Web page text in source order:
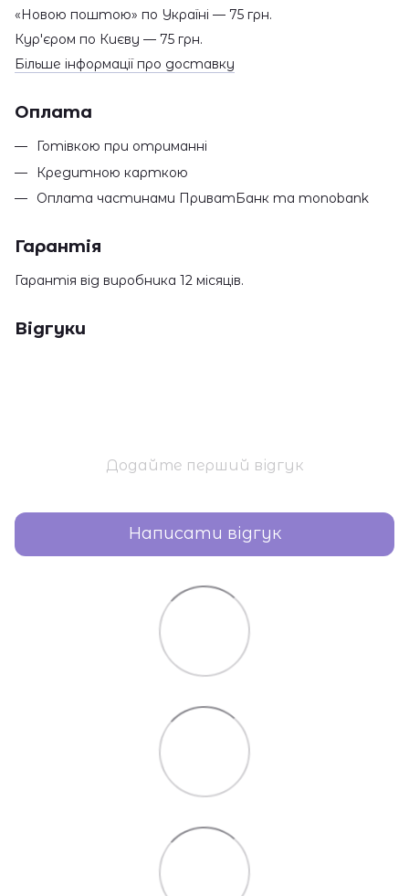
«Новою поштою» по Україні — 75 грн.
Кур'єром по Києву — 75 грн.
Більше інформації про доставку
Оплата
Готівкою при отриманні
Кредитною карткою
Оплата частинами ПриватБанк та monobank
Гарантія
Гарантія від виробника 12 місяців.
Відгуки
Додайте перший відгук
Написати відгук